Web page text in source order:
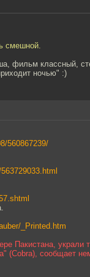
смешной.
фильм классный,
ночью" :)
560867239/
_Printed.htm
Пакистана, украли
(Cobra), сообщает